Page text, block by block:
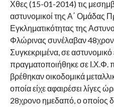
Χθες (15-01-2014) τις
αστυνομικοί της Α΄ Ομάδας
Εγκληματικότητας της
Φλώρινας συνέλαβαν
Συγκεκριμένα, σε
πραγματοποιήθηκε σε Ι.Χ.Φ.
βρέθηκαν οικοδομικά
οποία είχε αφαιρέσει λίγες
28χρονο ημεδαπό, ο οποίος